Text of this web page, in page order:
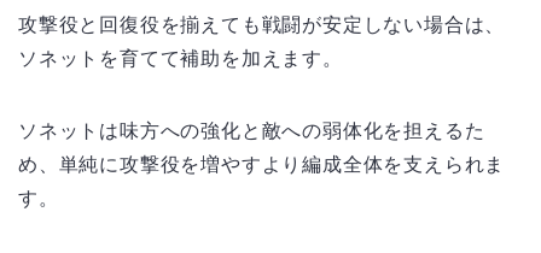
攻撃役と回復役を揃えても戦闘が安定しない場合は、
ソネットを育てて補助を加えます。
ソネットは味方への強化と敵への弱体化を担えるた
め、単純に攻撃役を増やすより編成全体を支えられま
す。